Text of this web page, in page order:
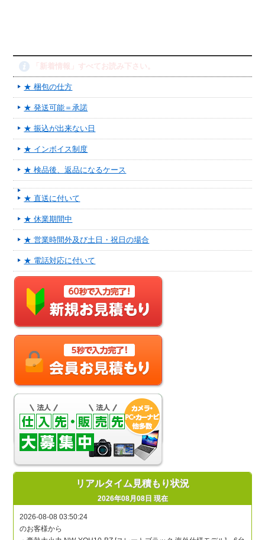
「新着情報」すべてお読み下さい。
★ 梱包の仕方
★ 発送可能＝承諾
★ 振込が出来ない日
★ インボイス制度
★ 検品後、返品になるケース
★ 直送に付いて
★ 休業期間中
★ 営業時間外及び土日・祝日の場合
★ 電話対応に付いて
リアルタイム見積もり状況
2026年08月08日 現在